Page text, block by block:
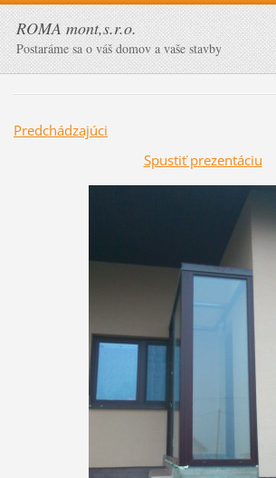
ROMA mont,s.r.o.
Postaráme sa o váš domov a vaše stavby
Predchádzajúci
Spustiť prezentáciu